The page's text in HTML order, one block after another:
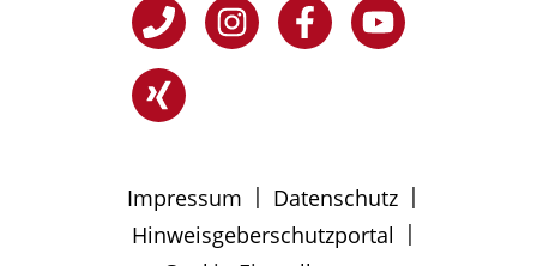
Impressum | Datenschutz |
Hinweisgeberschutzportal |